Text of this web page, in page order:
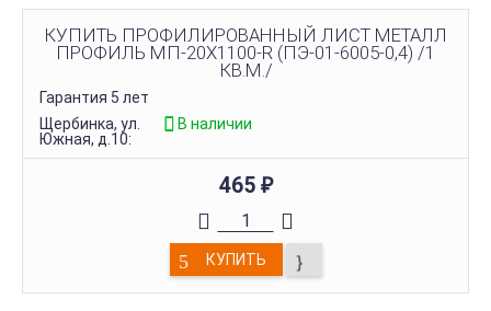
КУПИТЬ ПРОФИЛИРОВАННЫЙ ЛИСТ МЕТАЛЛ
ПРОФИЛЬ МП-20Х1100-R (ПЭ-01-6005-0,4) /1
КВ.М./
Гарантия 5 лет
Щербинка, ул.
Южная, д.10:
В наличии
465 ₽
КУПИТЬ